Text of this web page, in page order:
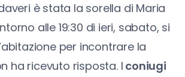
è stata la sorella di Maria
alle 19:30 di ieri, sabato, si
per incontrare la
ha ricevuto risposta. I coniugi